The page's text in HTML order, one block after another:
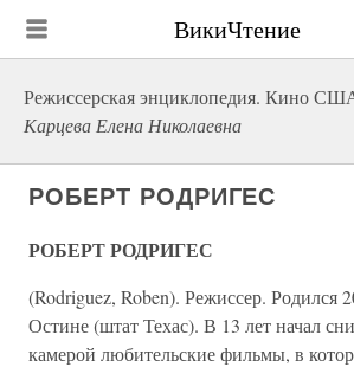
ВикиЧтение
Режиссерская энциклопедия. Кино
Карцева Елена Николаевна
РОБЕРТ РОДРИГЕС
РОБЕРТ РОДРИГЕС
(Rodriguez, Roben). Режиссер. Родился
Остине (штат Техас). В 13 лет начал
камерой любительские фильмы, в